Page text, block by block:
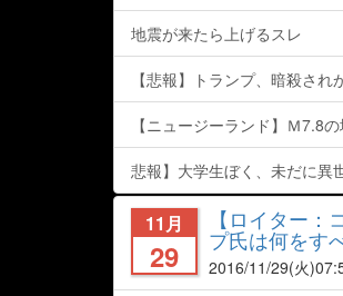
地震が来たら上げるスレ
【悲報】トランプ、暗殺され
【ニュージーランド】Ｍ7.8
悲報】大学生ぼく、未だに異
11月
29
【ロイター
プ氏は何をす
2016/11/29(火